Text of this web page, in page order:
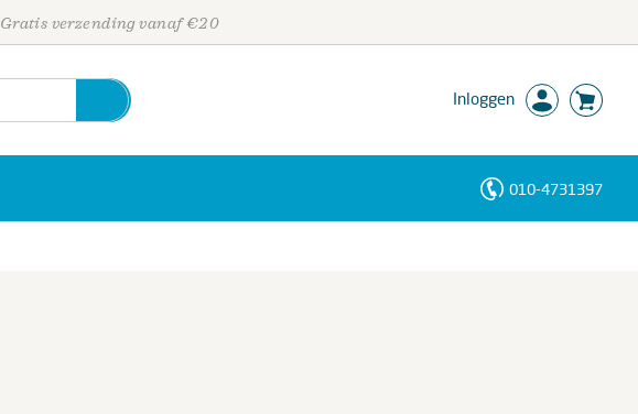
Gratis verzending vanaf €20
Inloggen
010-4731397
Personen